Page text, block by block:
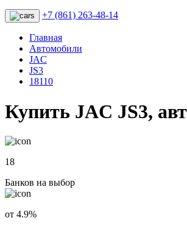
+7 (861) 263-48-14
Главная
Автомобили
JAC
JS3
18110
Купить JAC JS3,
18
Банков на выбор
от 4.9%